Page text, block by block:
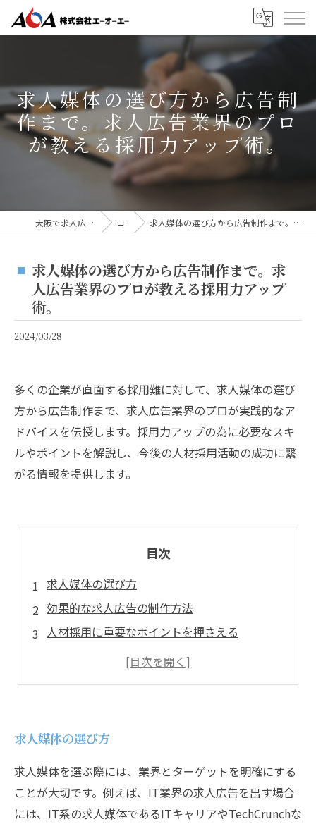
求人媒体の選び方から広告制
作まで。求人広告業界のプロ
が教える採用力アップ術。
大阪で求人広告なら株式会社AOA コラム 求人媒体の選び方から広告制作まで。求人広告業界のプロが教える採用力アップ術。
求人媒体の選び方から広告制作まで。求
人広告業界のプロが教える採用力アップ
術。
2024/03/28
多くの企業が直面する採用難に対して、求人媒体の選び
方から広告制作まで、求人広告業界のプロが実践的なア
ドバイスを伝授します。採用力アップの為に必要なスキ
ルやポイントを解説し、今後の人材採用活動の成功に繋
がる情報を提供します。
目次
求人媒体の選び方
効果的な求人広告の制作方法
人材採用に重要なポイントを押さえる
適切な言葉選びとアピールポイントの絞り込み
求人媒体の選び方
求人媒体を選ぶ際には、業界とターゲットを明確にする
ことが大切です。例えば、IT業界の求人広告を出す場合
には、IT系の求人媒体であるITキャリアやTechCrunchな